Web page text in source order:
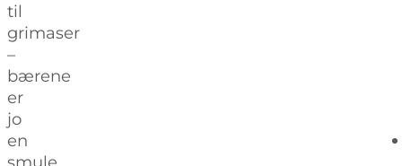
til
grimaser
–
bærene
er
jo
en
smule